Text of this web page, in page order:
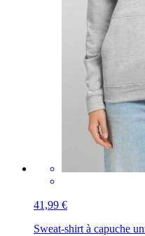
41,99 €
Sweat-shirt à capuche